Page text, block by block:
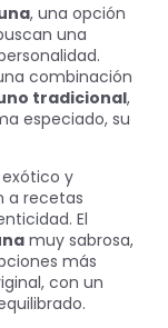
, una opción
una
combinación
tradicional,
especiado, su
y
a recetas
El
muy sabrosa,
más
con un